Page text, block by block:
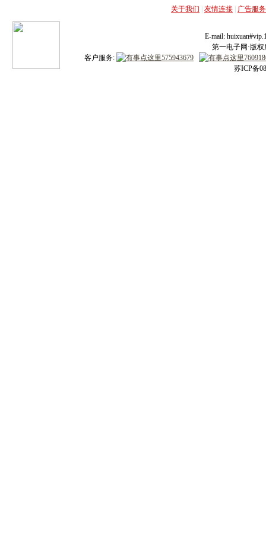
关于我们 友情连接 广告服务
E-mail:
第一电子网·版权
客户服务:
苏ICP备